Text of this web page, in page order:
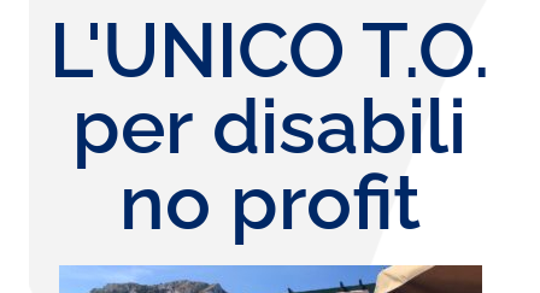
L'UNICO T.O.
per disabili
no profit